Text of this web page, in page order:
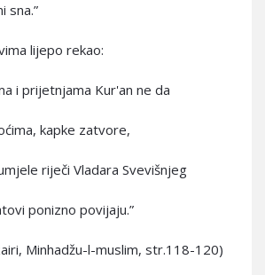
sna.”
lijepo rekao:
i prijetnjama Kur'an ne da
kapke zatvore,
riječi Vladara Svevišnjeg
ponizno povijaju.”
Minhadžu-l-muslim, str.118-120)